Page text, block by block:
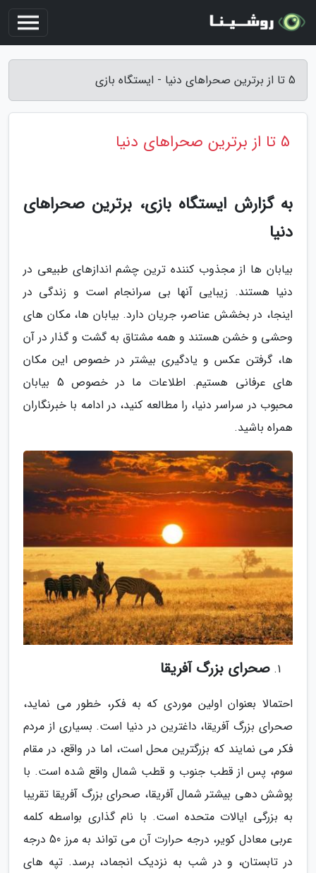
5 تا از برترین صحراهای دنیا - ایستگاه بازی
5 تا از برترین صحراهای دنیا
به گزارش ایستگاه بازی، برترین صحراهای
دنیا
بیابان ها از مجذوب کننده ترین چشم اندازهای طبیعی در
دنیا هستند. زیبایی آنها بی سرانجام است و زندگی در
اینجا، در بخشش عناصر، جریان دارد. بیابان ها، مکان های
وحشی و خشن هستند و همه مشتاق به گشت و گذار در آن
ها، گرفتن عکس و یادگیری بیشتر در خصوص این مکان
های عرفانی هستیم. اطلاعات ما در خصوص 5 بیابان
محبوب در سراسر دنیا، را مطالعه کنید، در ادامه با خبرنگاران
همراه باشید.
صحرای بزرگ آفریقا
احتمالا بعنوان اولین موردی که به فکر، خطور می نماید،
صحرای بزرگ آفریقا، داغترین در دنیا است. بسیاری از مردم
فکر می نمایند که بزرگترین محل است، اما در واقع، در مقام
سوم، پس از قطب جنوب و قطب شمال واقع شده است. با
پوشش دهی بیشتر شمال آفریقا، صحرای بزرگ آفریقا تقریبا
به بزرگی ایالات متحده است. با نام گذاری بواسطه کلمه
عربی معادل کویر، درجه حرارت آن می تواند به مرز 50 درجه
در تابستان، و در شب به نزدیک انجماد، برسد. تپه های